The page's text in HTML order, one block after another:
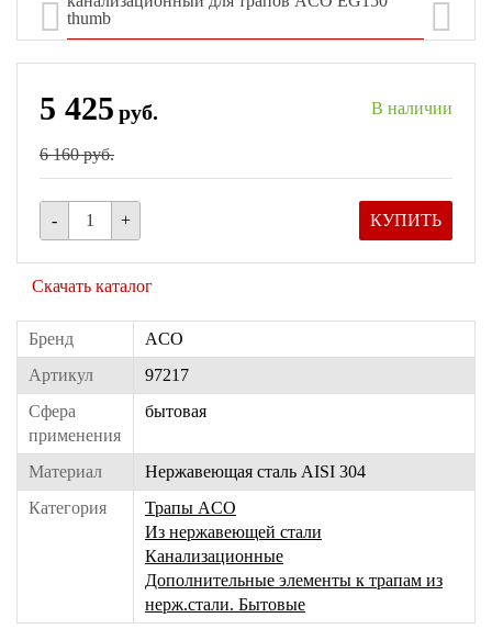
Бренд
ACO
Артикул
97217
Сфера
применения
бытовая
Материал
Нержавеющая сталь AISI 304
Категория
Трапы ACO
Из нержавеющей стали
Канализационные
Дополнительные элементы к трапам из
нерж.стали. Бытовые
5 425 руб. В наличии
6 160 руб.
- + КУПИТЬ
Скачать каталог